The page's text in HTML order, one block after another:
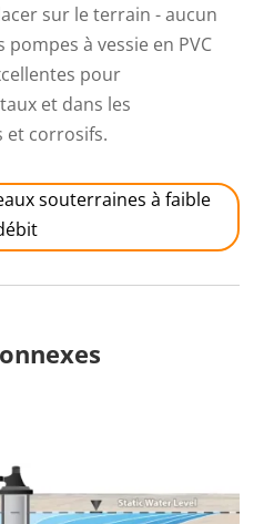
sur le terrain - aucun
à vessie en PVC
pour
et dans les
et corrosifs.
souterraines à faible